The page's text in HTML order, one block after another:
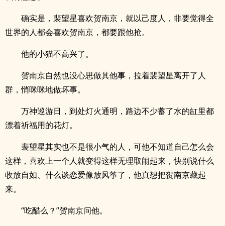
确实是，裴望星喜欢贺南京，就以己度人，非要觉得全
世界的人都会喜欢贺南京，都要跟他抢。
他的小猫不高兴了。
贺南京自然也没心思做其他事，拉着裴望星离开了人
群，悄咪咪地做坏事。
万神巡游日，到处灯火通明，路边不少蓄了水的缸里都
漂着祈福用的花灯。
裴望星其实也不是很小气的人，可他不知道自己怎么会
这样，喜欢上一个人就变得这样无理取闹起来，快别说什么
收放自如、什么谈恋爱像放风筝了，他真想把贺南京藏起
来。
“吃醋么？”贺南京问他。